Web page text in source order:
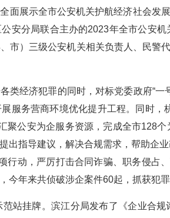
面展示全市公安机关护航经济社会发
安分局联合主办的2023年全市公安
市）三级公安机关相关负责人、民警
类经济犯罪的同时，对标党委政府“一
服务营商环境优化提升工程。同时，
聚公安为企服务资源，完成全市128
出指导建议，解决合规需求，帮助企
行动，严厉打击合同诈骗、职务侵占
今年来共侦破涉企案件60起，抓获犯
站挂牌。滨江分局发布了《企业合